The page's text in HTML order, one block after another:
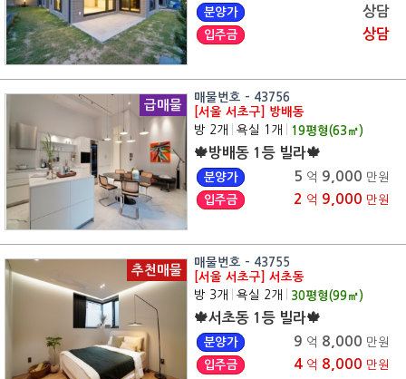
분양가 상담
입주금 상담
급매물
매물번호 - 43756
[서울 서초구] 방배동
방 2개
욕실 1개 19평형(63㎡)
🍁방배동 1등 빌라🍁
분양가 5 억 9,000 만원
입주금
2 억 9,000 만원
추천매물
매물번호 - 43755
[서울 서초구] 서초동
방 3개
욕실 2개 30평형(99㎡)
🍁서초동 1등 빌라🍁
분양가 9 억 8,000 만원
입주금
4 억 8,000 만원